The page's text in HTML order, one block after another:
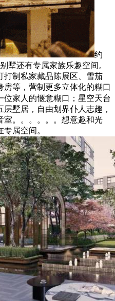
约
墅还有专属家族乐趣空间。
打制私家藏品陈展区、雪茄
等，营制更多立体化的糊口
位家人的惬意糊口；星空天台
墅居，自由划界仆人志趣，
室。。。。。。想意趣和光
属空间。